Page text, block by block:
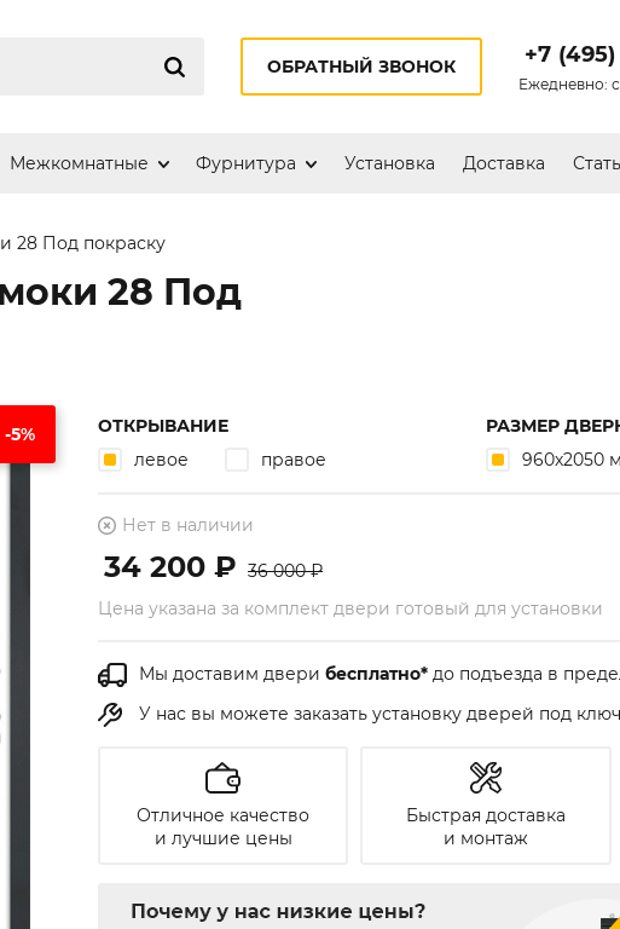
ОБРАТНЫЙ ЗВОНОК +7 (495)
Ежедневно:
Межкомнатные Фурнитура Установка Доставка
28 Под покраску
28 Под
-5%
ОТКРЫВАНИЕ
левое
правое
РАЗМЕР
960х2050
Нет в наличии
34 200 ₽ 36 000 ₽
Цена указана за комплект двери готовый для установки
Мы доставим дверибесплатно* до подъезда в
У нас вы можете заказать установку дверей под
Отличное качество
и лучшие цены
Быстрая доставка
и монтаж